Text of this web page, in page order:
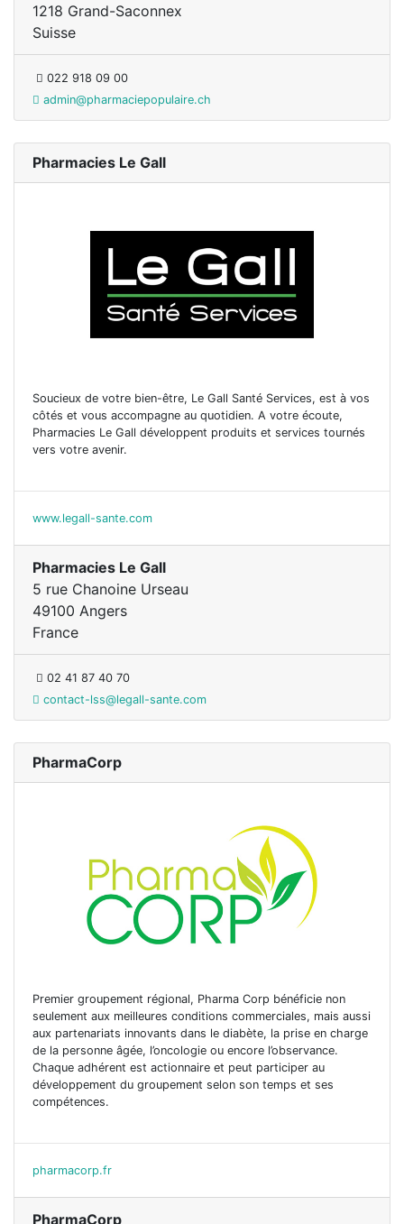
1218 Grand-Saconnex
Suisse
022 918 09 00
admin@pharmaciepopulaire.ch
Pharmacies Le Gall
Soucieux de votre bien-être, Le Gall Santé Services, est à vos
côtés et vous accompagne au quotidien. A votre écoute,
Pharmacies Le Gall développent produits et services tournés
vers votre avenir.
www.legall-sante.com
Pharmacies Le Gall
5 rue Chanoine Urseau
49100 Angers
France
02 41 87 40 70
contact-lss@legall-sante.com
PharmaCorp
Premier groupement régional, Pharma Corp bénéficie non
seulement aux meilleures conditions commerciales, mais aussi
aux partenariats innovants dans le diabète, la prise en charge
de la personne âgée, l’oncologie ou encore l’observance.
Chaque adhérent est actionnaire et peut participer au
développement du groupement selon son temps et ses
compétences.
pharmacorp.fr
PharmaCorp